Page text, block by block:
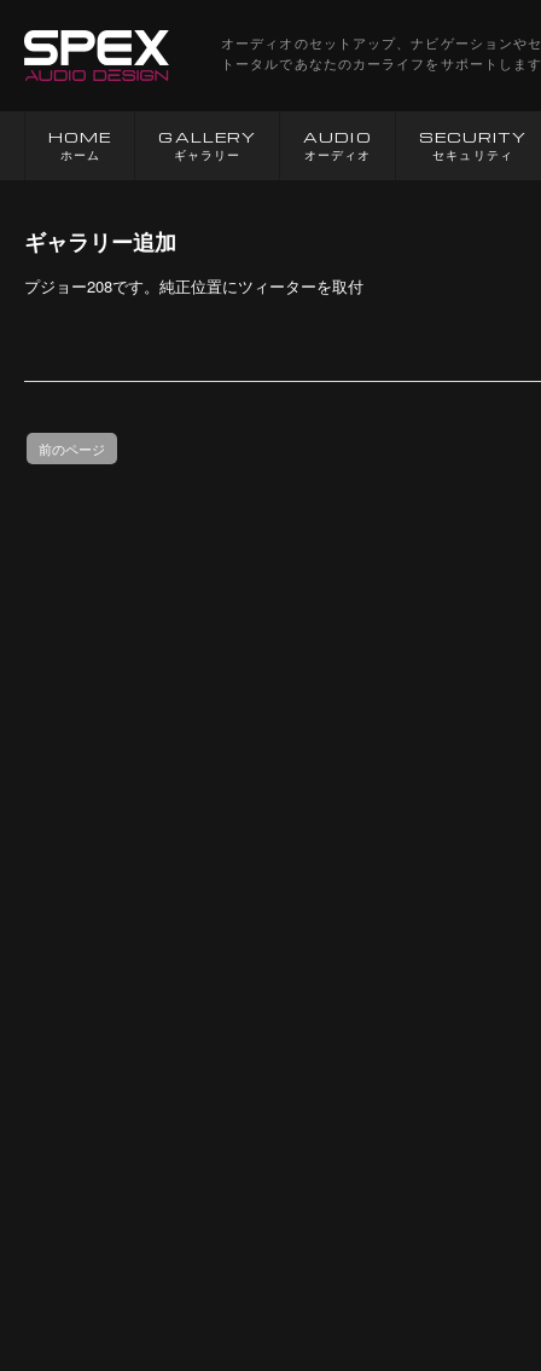
オーディオのセットアップ、ナビゲーションや
トータルであなたのカーライフをサポートしま
HOME
ホーム
GALLERY
ギャラリー
AUDIO
オーディオ
SECURITY
セキュリティ
ギャラリー追加
プジョー208です。純正位置にツィーターを取付
前のページ